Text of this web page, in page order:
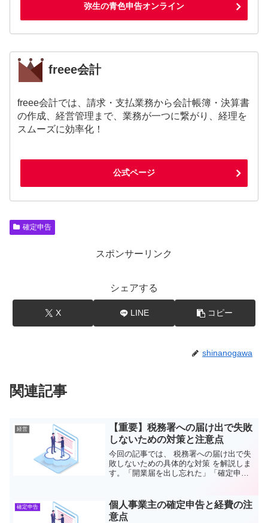
弥生の青色申告オンライン
freee会計
freee会計では、請求・支払業務から会計帳簿・決算書
の作成、経営管理まで、業務が一つに繋がり、経理を
スムーズに効率化！
公式ページ
確定申告
スポンサーリンク
シェアする
X LINE コピー
shinanogawa
関連記事
経営
【重要】税務署への届け出で失敗
しないための対策と注意点
今回の記事では、 税務署への届け出で失
敗しないための具体的な対策 を解説しま
す。「開業届を出し忘れた」「確定申告
た。これを読めば、トラブルを未然に防
ぐ知識を得られるはずで...
確定申告
個人事業主の確定申告と経費の注
意点